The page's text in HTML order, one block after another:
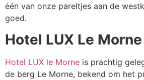
één van onze pareltjes aan de
goed.
Hotel LUX Le Morne
Hotel LUX le Morne is prachtig
de berg Le Morne, bekend om het